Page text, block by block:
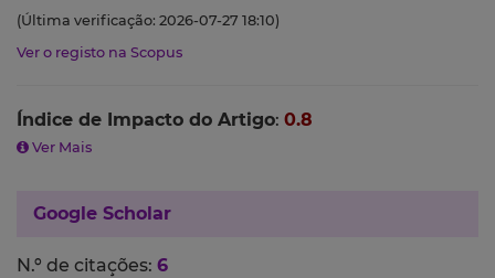
(Última verificação: 2026-07-27 18:10)
Ver o registo na Scopus
Índice de Impacto do Artigo: 0.8
Ver Mais
Google Scholar
N.º de citações: 6